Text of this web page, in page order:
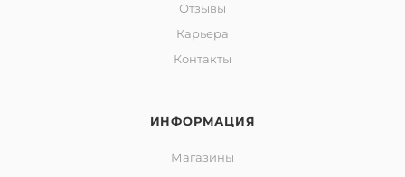
Отзывы
Карьера
Контакты
ИНФОРМАЦИЯ
Магазины